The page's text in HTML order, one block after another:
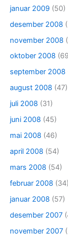
januar 2009 (50)
desember 2008
november 2008
oktober 2008
september 2008
august 2008 (47)
juli 2008 (31)
juni 2008 (45)
mai 2008 (46)
april 2008 (54)
mars 2008 (54)
februar 2008 (34)
januar 2008 (57)
desember 2007
november 2007